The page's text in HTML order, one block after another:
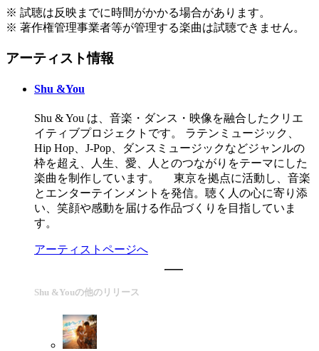
※ 試聴は反映までに時間がかかる場合があります。
※ 著作権管理事業者等が管理する楽曲は試聴できません。
アーティスト情報
Shu &You
Shu & You は、音楽・ダンス・映像を融合したクリエ
イティブプロジェクトです。 ラテンミュージック、
Hip Hop、J-Pop、ダンスミュージックなどジャンルの
枠を超え、人生、愛、人とのつながりをテーマにした
楽曲を制作しています。 東京を拠点に活動し、音楽
とエンターテインメントを発信。聴く人の心に寄り添
い、笑顔や感動を届ける作品づくりを目指していま
す。
アーティストページへ
Shu &Youの他のリリース